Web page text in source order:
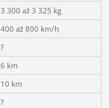
3 300 až 3 325 kg
400 až 800 km/h
?
6 km
10 km
?